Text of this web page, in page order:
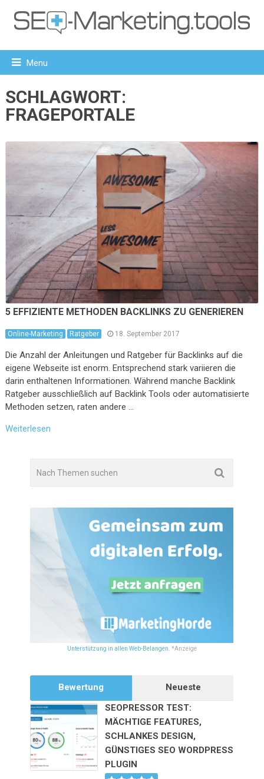
Menu
SCHLAGWORT:
FRAGEPORTALE
5 EFFIZIENTE METHODEN BACKLINKS ZU GENERIEREN
Online-Marketing Ratgeber 18. September 2017
Die Anzahl der Anleitungen und Ratgeber für Backlinks auf die
eigene Webseite ist enorm. Entsprechend stark variieren die
darin enthaltenen Informationen. Während manche Backlink
Ratgeber ausschließlich auf Backlink Tools oder automatisierte
Methoden setzen, raten andere …
Weiterlesen
Unterstützung in allen Web-Belangen. *Anzeige
Bewertung
Neueste
SEOPRESSOR TEST:
MÄCHTIGE FEATURES,
SCHLANKES DESIGN,
GÜNSTIGES SEO WORDPRESS
PLUGIN